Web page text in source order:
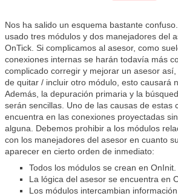
Nos ha salido un esquema bastante
usado tres módulos y dos manejadores del
OnTick. Si complicamos al asesor, como
conexiones internas se harán todavía más
complicado corregir y mejorar un asesor
de quitar / incluir otro módulo, esto causará
Además, la depuración primaria y la
serán sencillas. Uno de las causas de estas
encuentra en las conexiones proyectadas
alguna. Debemos prohibir a los módulos
con los manejadores del asesor en cuanto
aparecer en cierto orden de inmediato:
Todos los módulos se crean en OnInit.
La lógica del asesor se encuentra en
Los módulos intercambian